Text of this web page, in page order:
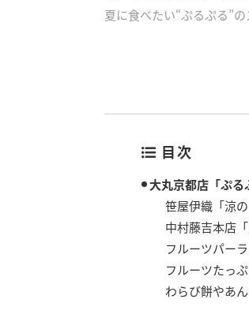
夏に食べたい“ぷるぷる”
目次
大丸京都店「ぷる
笹屋伊織「涼
中村藤吉本店
フルーツパー
フルーツたっ
わらび餅やあ